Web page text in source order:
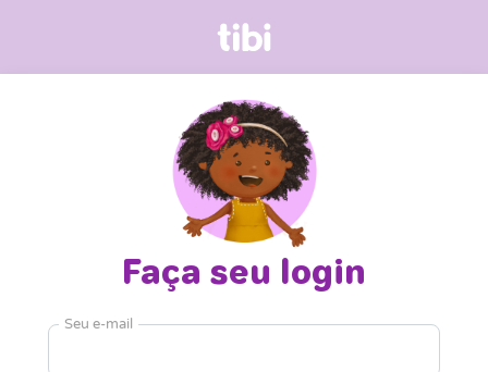
Faça seu login
Seu e-mail